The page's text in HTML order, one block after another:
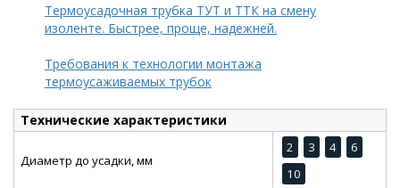
Термоусадочная трубка ТУТ и ТТК на смену
изоленте. Быстрее, проще, надежней.
Требования к технологии монтажа
термоусаживаемых трубок
Технические характеристики
Диаметр до усадки, мм
2 3 4
6
10